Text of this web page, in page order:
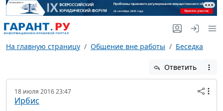
На главную страницу Общение вне работы Беседка
Ответить
18 июля 2016 23:47
Ирбис